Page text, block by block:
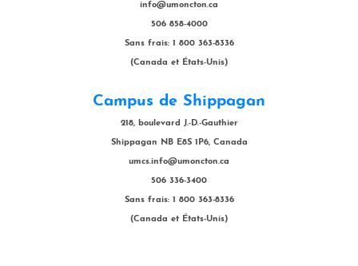
info@umoncton.ca
506 858-4000
Sans frais: 1 800 363-8336
(Canada et États-Unis)
Campus de Shippagan
218, boulevard J.-D.-Gauthier
Shippagan NB E8S 1P6, Canada
umcs.info@umoncton.ca
506 336-3400
Sans frais: 1 800 363-8336
(Canada et États-Unis)